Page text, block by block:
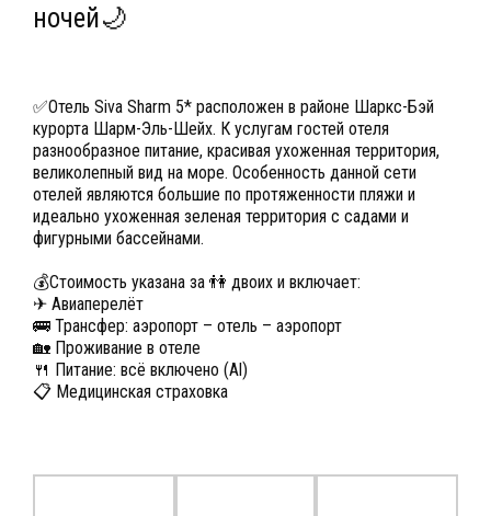
ночей🌙
✅Отель Siva Sharm 5* расположен в районе Шаркс-Бэй
курорта Шарм-Эль-Шейх. К услугам гостей отеля
разнообразное питание, красивая ухоженная территория,
великолепный вид на море. Особенность данной сети
отелей являются большие по протяженности пляжи и
идеально ухоженная зеленая территория с садами и
фигурными бассейнами.
💰Стоимость указана за 👫 двоих и включает:
✈ Авиаперелёт
🚌 Трансфер: аэропорт – отель – аэропорт
🏡 Проживание в отеле
🍴 Питание: всё включено (Al)
📋 Медицинская страховка